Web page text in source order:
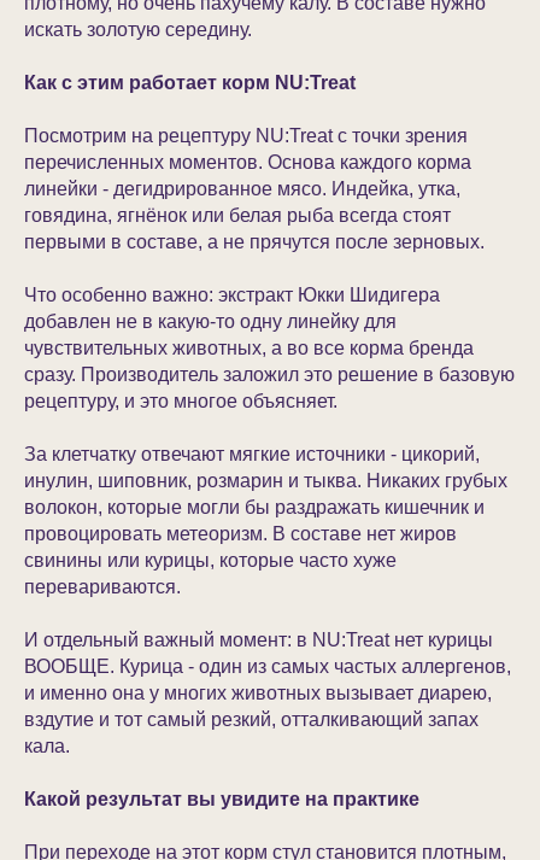
искать золотую середину.
Как с этим работает корм NU:Treat
Посмотрим на рецептуру NU:Treat с точки зрения
перечисленных моментов. Основа каждого корма
линейки - дегидрированное мясо. Индейка, утка,
говядина, ягнёнок или белая рыба всегда стоят
первыми в составе, а не прячутся после зерновых.
Что особенно важно: экстракт Юкки Шидигера
добавлен не в какую-то одну линейку для
чувствительных животных, а во все корма бренда
сразу. Производитель заложил это решение в базовую
рецептуру, и это многое объясняет.
За клетчатку отвечают мягкие источники - цикорий,
инулин, шиповник, розмарин и тыква. Никаких грубых
волокон, которые могли бы раздражать кишечник и
провоцировать метеоризм. В составе нет жиров
свинины или курицы, которые часто хуже
перевариваются.
И отдельный важный момент: в NU:Treat нет курицы
ВООБЩЕ. Курица - один из самых частых аллергенов,
и именно она у многих животных вызывает диарею,
вздутие и тот самый резкий, отталкивающий запах
кала.
Какой результат вы увидите на практике
При переходе на этот корм стул становится плотным,